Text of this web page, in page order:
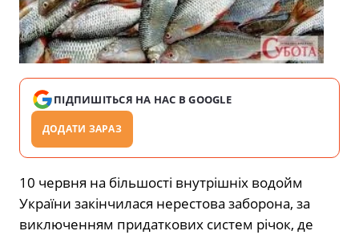
ПІДПИШІТЬСЯ НА НАС В GOOGLE
ДОДАТИ ЗАРАЗ
10 червня на більшості внутрішніх водойм
України закінчилася нерестова заборона, за
виключенням придаткових систем річок, де